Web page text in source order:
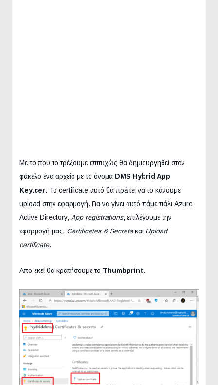
Με το που το τρέξουμε επιτυχώς θα δημιουργηθεί στον
φάκελο ένα αρχείο με το όνομα DMS Hybrid App
Key.cer. Το certificate αυτό θα πρέπει να το κάνουμε
upload στην εφαρμογή. Για να γίνει αυτό πάμε πάλι Azure
Active Directory, App registrations, επιλέγουμε την
εφαρμογή μας, Certificates & Secretsκαι Upload
certificate.
Απο εκεί θα κρατήσουμε το Thumbprint.